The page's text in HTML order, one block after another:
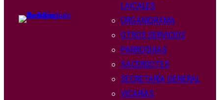
LAICALES
ORGANIGRAMA
OTROS SERVICIOS
PARROQUIAS
SACERDOTES
SECRETARÍA GENERAL
VICARÍAS